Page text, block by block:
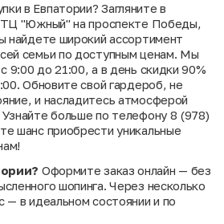
в Евпатории? Загляните в
ТЦ "Южный" на проспекте Победы,
найдете широкий ассортимент
семьи по доступным ценам. Мы
9:00 до 21:00, а в день скидки 90%
Обновите свой гардероб, не
и насладитесь атмосферой
Узнайте больше по телефону 8 (978)
шанс приобрести уникальные
Оформите заказ онлайн — без
шопинга. Через несколько
— в идеальном состоянии и по